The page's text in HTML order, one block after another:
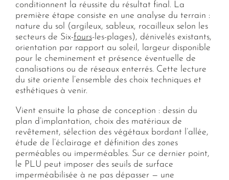
conditionnent la réussite du résultat final. La
première étape consiste en une analyse du terrain :
nature du sol (argileux, sableux, rocailleux selon les
secteurs de Six-fours-les-plages), dénivelés existants,
orientation par rapport au soleil, largeur disponible
pour le cheminement et présence éventuelle de
canalisations ou de réseaux enterrés. Cette lecture
du site oriente l’ensemble des choix techniques et
esthétiques à venir.
Vient ensuite la phase de conception : dessin du
plan d’implantation, choix des matériaux de
revêtement, sélection des végétaux bordant l’allée,
étude de l’éclairage et définition des zones
perméables ou imperméables. Sur ce dernier point,
le PLU peut imposer des seuils de surface
imperméabilisée à ne pas dépasser — une